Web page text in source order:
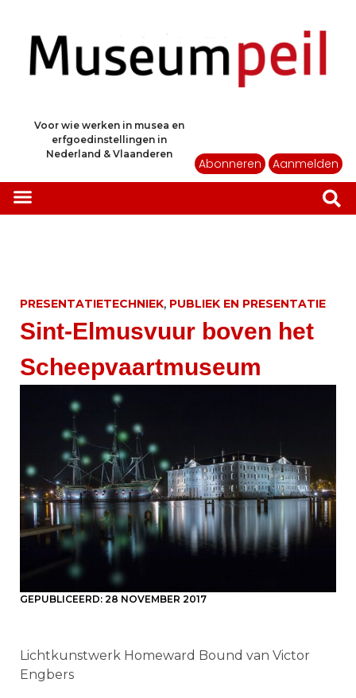
Voor wie werken in musea en
erfgoedinstellingen in
Nederland & Vlaanderen
Abonneren Aanmelden
PRESENTATIETECHNIEK, PUBLIEK EN PRESENTATIE
Sint-Elmusvuur boven het
Scheepvaartmuseum
GEPUBLICEERD: 28 NOVEMBER 2017
Lichtkunstwerk Homeward Bound van Victor
Engbers